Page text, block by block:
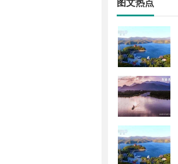
图文热点